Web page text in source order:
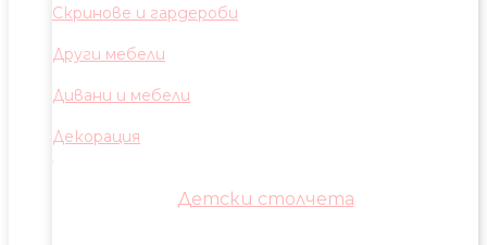
Скринове и гардероби
Други мебели
Дивани и мебели
Декорация
Детски столчета